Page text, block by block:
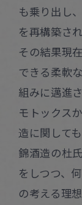
も乗り出し
を再構築さ
その結果現
できる柔軟
組みに邁進
モトックス
造に関して
錦酒造の杜
をしつつ、
の考える理